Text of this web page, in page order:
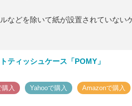
などを除いて紙が設置されていな
ティッシュケース「POMY」
入 Yahooで購入 Amazonで購入